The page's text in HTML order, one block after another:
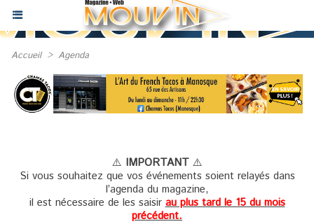
Accueil > Agenda
⚠️ IMPORTANT⚠️
Si vous souhaitez que vos événements soient relayés dans
l’agenda du magazine,
il est nécessaire de les saisir au plus tard le 15 du mois
précédent.